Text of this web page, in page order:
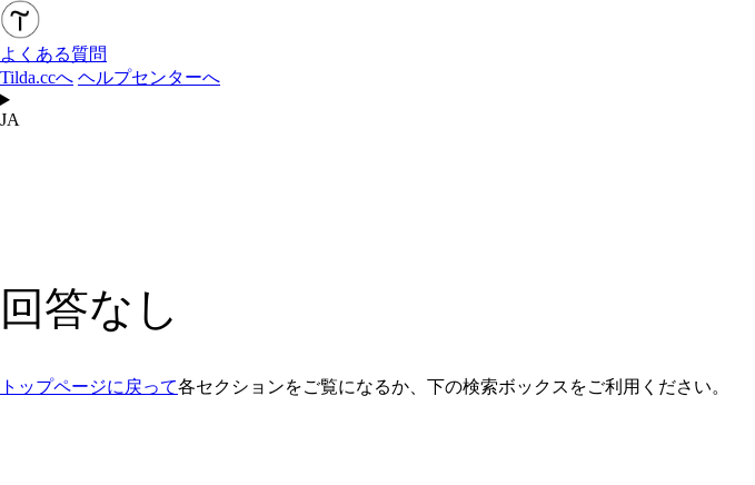
よくある質問
Tilda.ccへ ヘルプセンターへ
JA
回答なし
トップページに戻って各セクションをご覧になるか、下の検索ボックスをご利用ください。